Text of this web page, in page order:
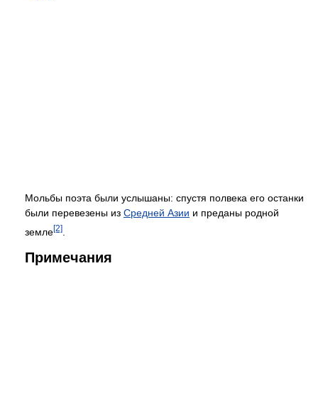
Мольбы поэта были услышаны: спустя полвека его останки
были перевезены из Средней Азии и преданы родной
земле[2]
Примечания